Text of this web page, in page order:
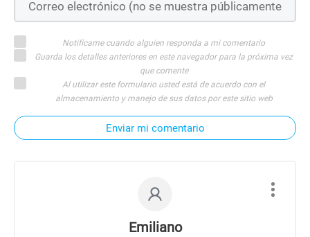
Notifícame cuando alguien responda a mi comentario
Guarda los detalles anteriores en este navegador para la próxima vez
que comente
Al utilizar este formulario usted está de acuerdo con el
almacenamiento y manejo de sus datos por este sitio web
Enviar mi comentario
Emiliano